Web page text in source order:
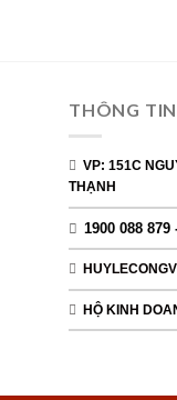
THÔNG
VP: 151C
THẠNH
1900 088 879
HỘ KINH